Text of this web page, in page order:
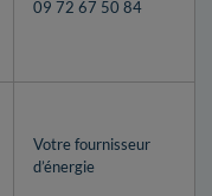
09 72 67 50 84
Votre fournisseur
d’énergie